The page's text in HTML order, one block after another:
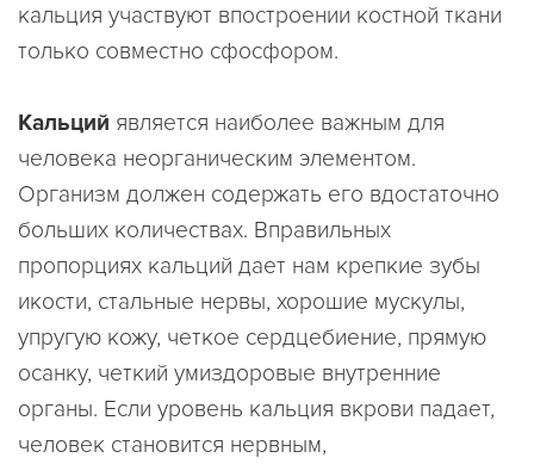
кальция участвуют впостроении костной ткани
только совместно сфосфором.
Кальций является наиболее важным для
человека неорганическим элементом.
Организм должен содержать его вдостаточно
больших количествах. Вправильных
пропорциях кальций дает нам крепкие зубы
икости, стальные нервы, хорошие мускулы,
упругую кожу, четкое сердцебиение, прямую
осанку, четкий умиздоровые внутренние
органы. Если уровень кальция вкрови падает,
человек становится нервным,